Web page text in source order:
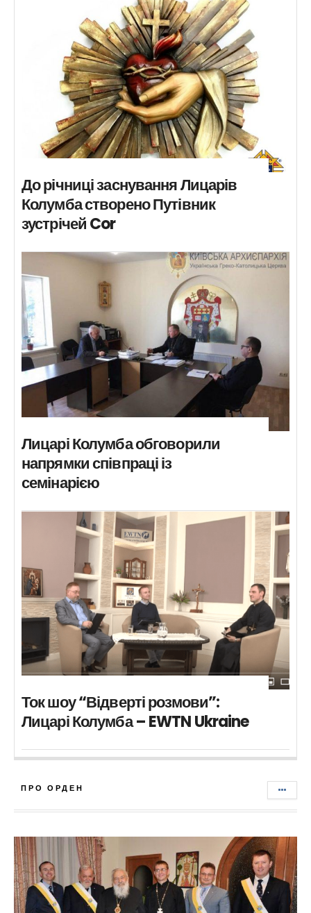
До річниці заснування Лицарів
Колумба створено Путівник
зустрічей Cor
Лицарі Колумба обговорили
напрямки співпраці із
семінарією
Ток шоу “Відверті розмови”:
Лицарі Колумба – EWTN Ukraine
ПРО ОРДЕН